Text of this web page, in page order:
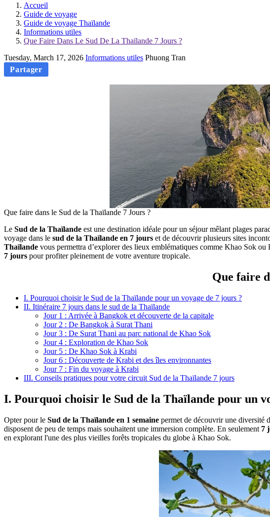
Accueil
Guide de voyage
Guide de voyage Thaïlande
Informations utiles
Que Faire Dans Le Sud De La Thaïlande 7 Jours ?
Tuesday, March 17, 2026 Informations utiles Phuong Tran
Partager
Que faire dans le Sud de la Thaïlande 7 Jours ?
Le Sud de la Thaïlande est une destination idéale pour un séjour mêlant plages
voyage dans le sud de la Thaïlande en 7 jours et de découvrir plusieurs sites
Thaïlande vous permettra d’explorer des lieux emblématiques comme Khao Sok
7 jours pour profiter pleinement de votre aventure tropicale.
Que faire
I. Pourquoi choisir le Sud de la Thaïlande pour un voyage de 7 jours ?
II. Itinéraire 7 jours dans le sud de la Thaïlande
Jour 1 : Arrivée à Bangkok et découverte de la capitale
Jour 2 : De Bangkok à Surat Thani
Jour 3 : De Surat Thani au parc national de Khao Sok
Jour 4 : Exploration de Khao Sok
Jour 5 : De Khao Sok à Krabi
Jour 6 : Découverte de Krabi et des îles environnantes
Jour 7 : Fin du voyage à Krabi
III. Conseils pratiques pour votre circuit Sud de la Thaïlande 7 jours
I. Pourquoi choisir le Sud de la Thaïlande pour un
Opter pour le Sud de la Thaïlande en 1 semaine permet de découvrir une diversité
disposent de peu de temps mais souhaitent une immersion complète. En seulement 7
en explorant l'une des plus vieilles forêts tropicales du globe à Khao Sok.